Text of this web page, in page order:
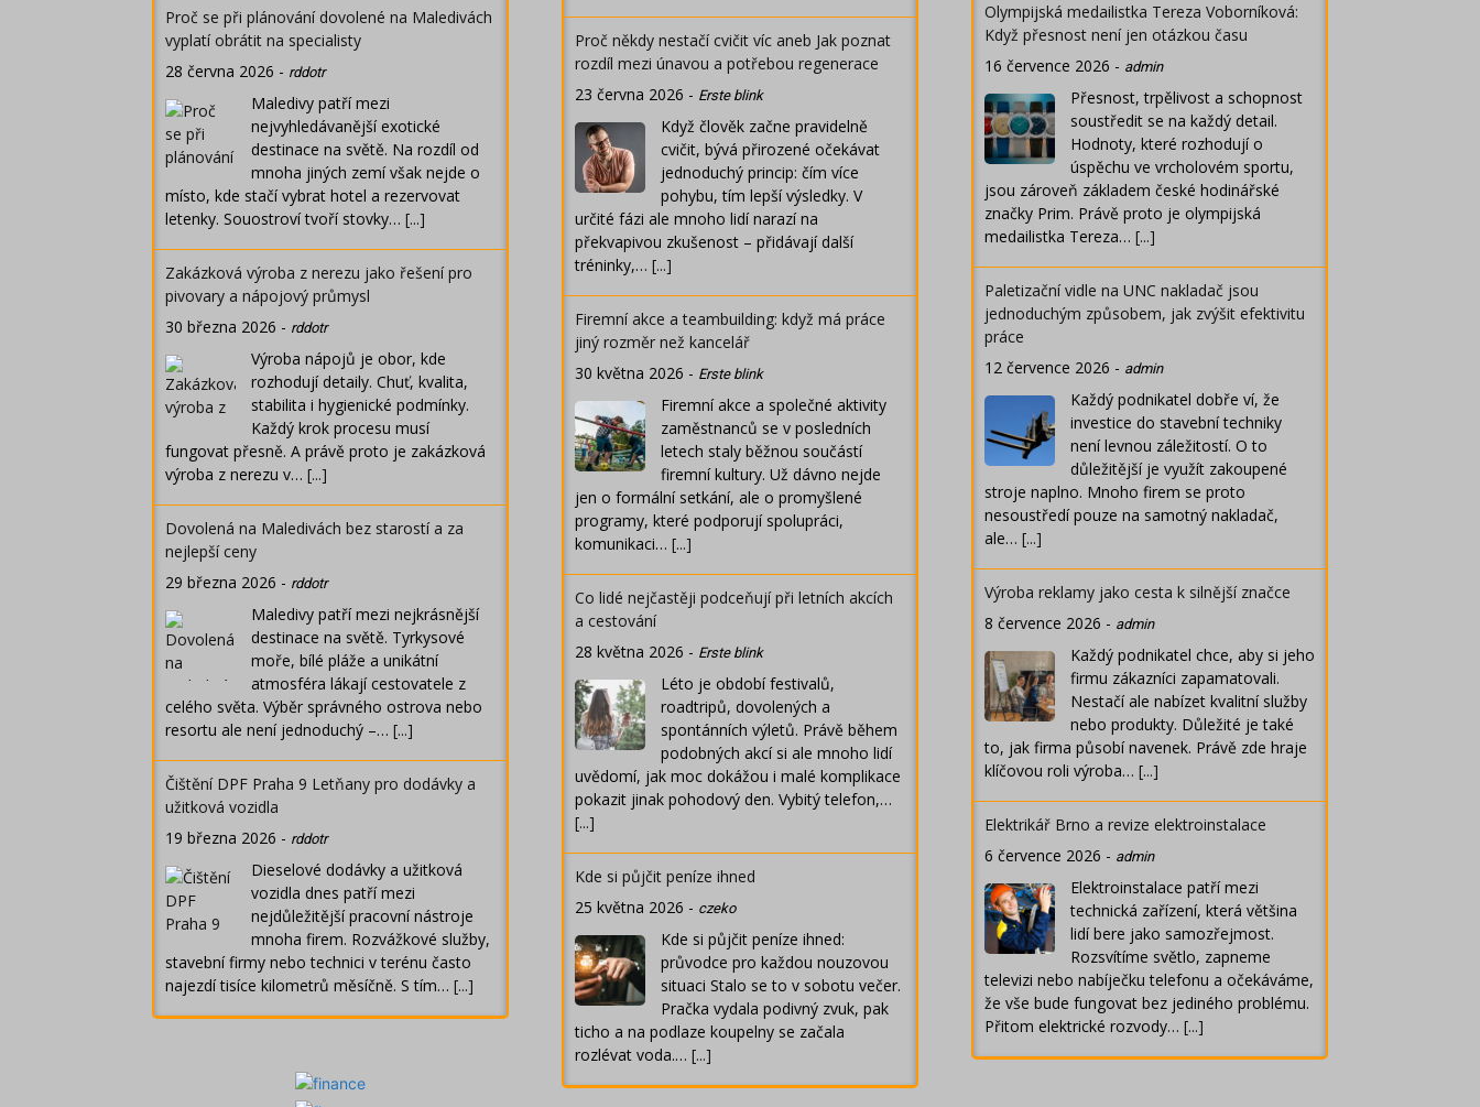
Proč se při plánování dovolené na Maledivách
vyplatí obrátit na specialisty
28 června 2026 - rddotr
Maledivy patří mezi
nejvyhledávanější exotické
destinace na světě. Na rozdíl od
mnoha jiných zemí však nejde o
místo, kde stačí vybrat hotel a rezervovat
letenky. Souostroví tvoří stovky… [...]
Zakázková výroba z nerezu jako řešení pro
pivovary a nápojový průmysl
30 března 2026 - rddotr
Výroba nápojů je obor, kde
rozhodují detaily. Chuť, kvalita,
stabilita i hygienické podmínky.
Každý krok procesu musí
fungovat přesně. A právě proto je zakázková
výroba z nerezu v… [...]
Dovolená na Maledivách bez starostí a za
nejlepší ceny
29 března 2026 - rddotr
Maledivy patří mezi nejkrásnější
destinace na světě. Tyrkysové
moře, bílé pláže a unikátní
atmosféra lákají cestovatele z
celého světa. Výběr správného ostrova nebo
resortu ale není jednoduchý –… [...]
Čištění DPF Praha 9 Letňany pro dodávky a
užitková vozidla
19 března 2026 - rddotr
Dieselové dodávky a užitková
vozidla dnes patří mezi
nejdůležitější pracovní nástroje
mnoha firem. Rozvážkové služby,
stavební firmy nebo technici v terénu často
najezdí tisíce kilometrů měsíčně. S tím… [...]
Proč někdy nestačí cvičit víc aneb Jak poznat
rozdíl mezi únavou a potřebou regenerace
23 června 2026 - Erste blink
Když člověk začne pravidelně
cvičit, bývá přirozené očekávat
jednoduchý princip: čím více
pohybu, tím lepší výsledky. V
určité fázi ale mnoho lidí narazí na
překvapivou zkušenost – přidávají další
tréninky,… [...]
Firemní akce a teambuilding: když má práce
jiný rozměr než kancelář
30 května 2026 - Erste blink
Firemní akce a společné aktivity
zaměstnanců se v posledních
letech staly běžnou součástí
firemní kultury. Už dávno nejde
jen o formální setkání, ale o promyšlené
programy, které podporují spolupráci,
komunikaci… [...]
Co lidé nejčastěji podceňují při letních akcích
a cestování
28 května 2026 - Erste blink
Léto je období festivalů,
roadtripů, dovolených a
spontánních výletů. Právě během
podobných akcí si ale mnoho lidí
uvědomí, jak moc dokážou i malé komplikace
pokazit jinak pohodový den. Vybitý telefon,…
[...]
Kde si půjčit peníze ihned
25 května 2026 - czeko
Kde si půjčit peníze ihned:
průvodce pro každou nouzovou
situaci Stalo se to v sobotu večer.
Pračka vydala podivný zvuk, pak
ticho a na podlaze koupelny se začala
rozlévat voda.… [...]
Olympijská medailistka Tereza Voborníková:
Když přesnost není jen otázkou času
16 července 2026 - admin
Přesnost, trpělivost a schopnost
soustředit se na každý detail.
Hodnoty, které rozhodují o
úspěchu ve vrcholovém sportu,
jsou zároveň základem české hodinářské
značky Prim. Právě proto je olympijská
medailistka Tereza… [...]
Paletizační vidle na UNC nakladač jsou
jednoduchým způsobem, jak zvýšit efektivitu
práce
12 července 2026 - admin
Každý podnikatel dobře ví, že
investice do stavební techniky
není levnou záležitostí. O to
důležitější je využít zakoupené
stroje naplno. Mnoho firem se proto
nesoustředí pouze na samotný nakladač,
ale… [...]
Výroba reklamy jako cesta k silnější značce
8 července 2026 - admin
Každý podnikatel chce, aby si jeho
firmu zákazníci zapamatovali.
Nestačí ale nabízet kvalitní služby
nebo produkty. Důležité je také
to, jak firma působí navenek. Právě zde hraje
klíčovou roli výroba… [...]
Elektrikář Brno a revize elektroinstalace
6 července 2026 - admin
Elektroinstalace patří mezi
technická zařízení, která většina
lidí bere jako samozřejmost.
Rozsvítíme světlo, zapneme
televizi nebo nabíječku telefonu a očekáváme,
že vše bude fungovat bez jediného problému.
Přitom elektrické rozvody… [...]